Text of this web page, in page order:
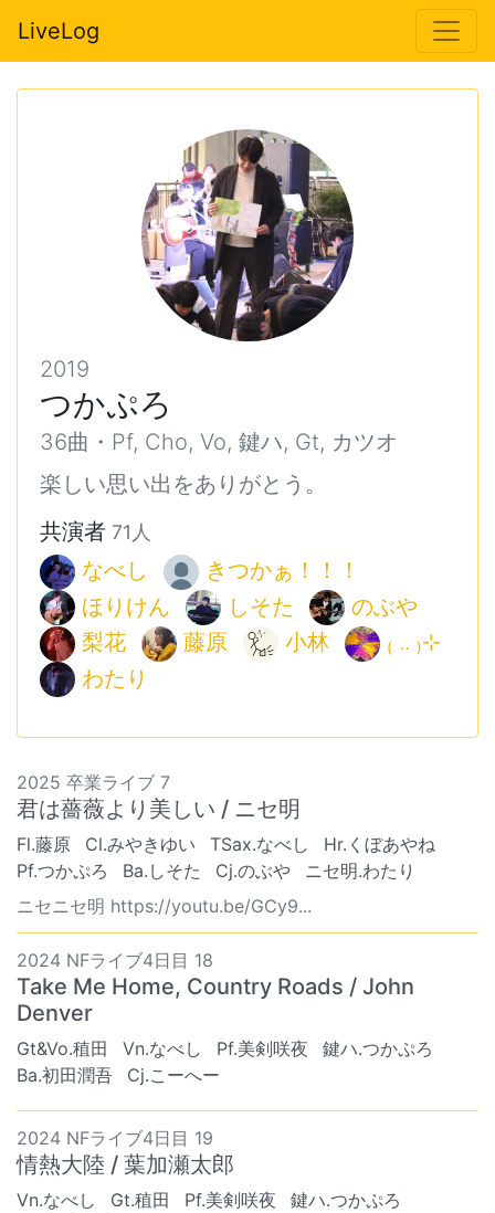
LiveLog
2019
つかぷろ
36曲・Pf, Cho, Vo, 鍵ハ, Gt, カツオ
楽しい思い出をありがとう。
共演者 71人
なべし
きつかぁ！！！
ほりけん
しそた
のぶや
梨花
藤原 小林
₍ .. ₎⊹
わたり
2025 卒業ライブ 7
君は薔薇より美しい / ニセ明
Fl.藤原 Cl.みやきゆい TSax.なべし
Hr.くぼあやね
Pf.つかぷろ
Ba.しそた Cj.のぶや
ニセ明.わたり
ニセニセ明 https://youtu.be/GCy9...
2024 NFライブ4日目 18
Take Me Home, Country Roads / John
Denver
Gt&Vo.稙田 Vn.なべし Pf.美剣咲夜
鍵ハ.つかぷろ
Ba.初田潤吾
Cj.こーへー
2024 NFライブ4日目 19
情熱大陸 / 葉加瀬太郎
Vn.なべし Gt.稙田 Pf.美剣咲夜
鍵ハ.つかぷろ